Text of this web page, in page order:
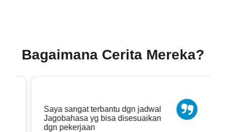
Bagaimana Cerita Mereka?
Saya sangat terbantu dgn jadwal
Jagobahasa yg bisa disesuaikan
dgn pekerjaan